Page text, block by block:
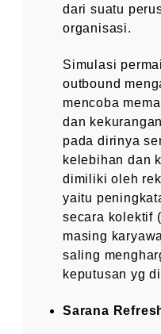
dari suatu
organisasi.
Simulasi
outbound
mencoba
dan
pada dirinya
kelebihan dan
dimiliki oleh
yaitu
secara kolektif (
masing
saling
keputusan yg
Sarana